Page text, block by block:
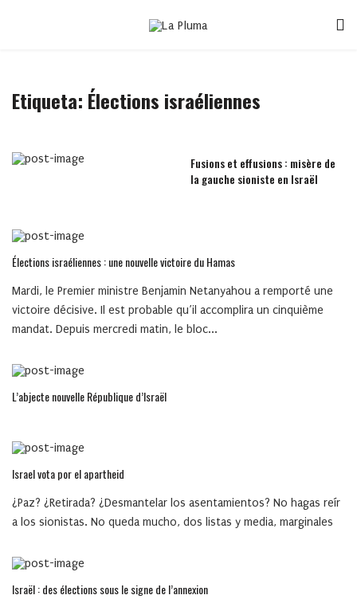
Etiqueta: Élections israéliennes
Fusions et effusions : misère de
la gauche sioniste en Israël
Élections israéliennes : une nouvelle victoire du Hamas
Mardi, le Premier ministre Benjamin Netanyahou a remporté une
victoire décisive. Il est probable qu’il accomplira un cinquième
mandat. Depuis mercredi matin, le bloc...
L’abjecte nouvelle République d’Israël
Israel vota por el apartheid
¿Paz? ¿Retirada? ¿Desmantelar los asentamientos? No hagas reír
a los sionistas. No queda mucho, dos listas y media, marginales
Israël : des élections sous le signe de l’annexion